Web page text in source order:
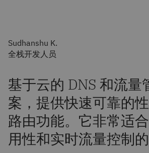
Sudhanshu K.
全栈开发人员
“
基于云的 DNS 和流量
案，提供快速可靠的
路由功能。它非常适
用性和实时流量控制